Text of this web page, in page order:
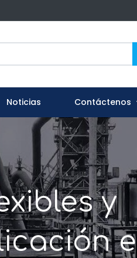
Noticias Contáctenos
y
e